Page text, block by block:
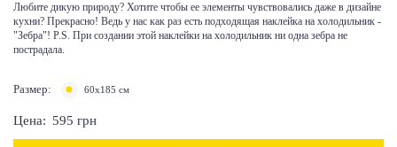
Любите дикую природу? Хотите чтобы ее элементы чувствовались даже в дизайне
кухни? Прекрасно! Ведь у нас как раз есть подходящая наклейка на холодильник -
"Зебра"! P.S. При создании этой наклейки на холодильник ни одна зебра не
пострадала.
Размер: 60x185 см
Цена: 595 грн